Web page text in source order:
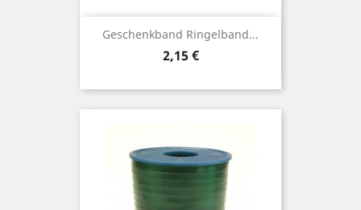
Geschenkband Ringelband...
Preis
2,15 €